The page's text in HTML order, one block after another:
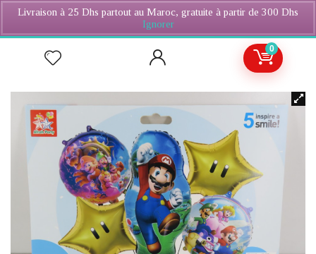
Livraison à 25 Dhs partout au Maroc, gratuite à partir de 300 Dhs
Ignorer
0